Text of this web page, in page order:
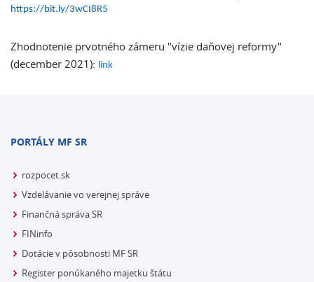
https://bit.ly/3wCI8R5
Zhodnotenie prvotného zámeru "vízie daňovej reformy"
(december 2021): link
PORTÁLY MF SR
rozpocet.sk
Vzdelávanie vo verejnej správe
Finančná správa SR
FINinfo
Dotácie v pôsobnosti MF SR
Register ponúkaného majetku štátu